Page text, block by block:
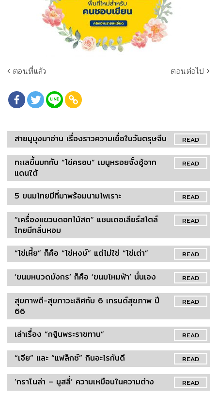
ตอนที่แล้ว ตอนต่อไป
READ
สายมูมุงมาอ่าน เรื่องราวความเชื่อในวันตรุษจีน
READ
ทะเลขึ้นบกกับ “ไข่ครอบ” เมนูหรอยจั๋งฮู้จาก
แดนใต้
READ
5 ขนมไทยมีที่มาพร้อมนามไพเราะ
READ
“เครื่องแขวนดอกไม้สด” แชนเดอเลียร์สไตล์
ไทยมีกลิ่นหอม
READ
“ไข่เหี้ย” ก็คือ “ไข่หงษ์” แต่ไม่ใช่ “ไข่เต่า”
READ
‘ขนมหนวดมังกร’ ก็คือ ‘ขนมไหมฟ้า’ นั่นเอง
READ
สุขภาพดี-สุขภาวะเลิศกับ 6 เทรนด์สุขภาพ ปี
66
READ
เล่าเรื่อง “กฐินพระราชทาน”
READ
“เจีย” และ “แฟล็กซ์” กินอะไรกันดี
READ
‘กราโนล่า – มูสลี่’ ความเหมือนในความต่าง